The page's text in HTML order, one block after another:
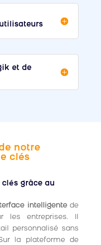
et de
notre
clés
grâce au
intelligentede
les entreprises. Il
personnalisé sans
la plateforme de